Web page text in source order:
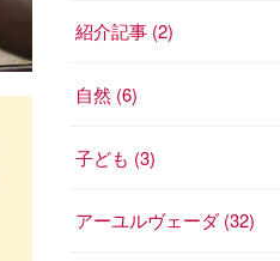
紹介記事 (2)
自然 (6)
子ども (3)
アーユルヴェーダ(32)